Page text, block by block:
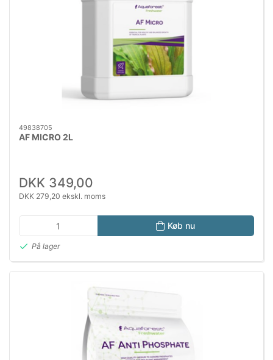
49838705
AF MICRO 2L
DKK 349,00
DKK 279,20 ekskl. moms
Køb nu
På lager